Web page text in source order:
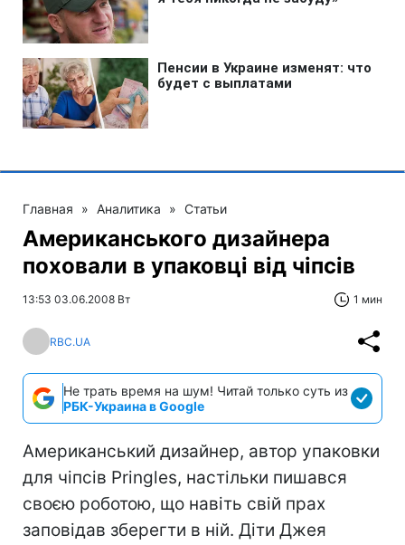
Главная » Аналитика » Статьи
Американського дизайнера
поховали в упаковці від чіпсів
13:53 03.06.2008 Вт 1 мин
RBC.UA
Не трать время на шум! Читай только суть из
РБК-Украина в Google
Американський дизайнер, автор упаковки
для чіпсів Pringles, настільки пишався
своєю роботою, що навіть свій прах
заповідав зберегти в ній. Діти Джея